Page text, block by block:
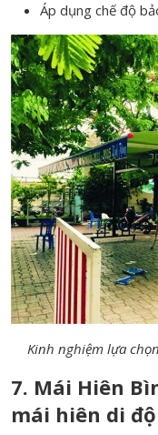
Áp dụng chế độ
Kinh nghiệm lựa
7. Mái Hiên
mái hiên di